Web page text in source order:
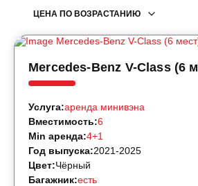
ЦЕНА ПО ВОЗРАСТАНИЮ
Mercedes-Benz V-Class (6
Услуга:аренда минивэна
Вместимость:6
Min аренда:4+1
Год выпуска:2021-2025
Цвет:Чёрный
Багажник:есть